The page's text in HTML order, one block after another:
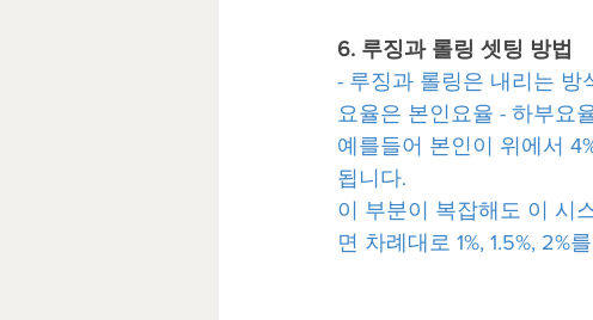
6. 루징과 롤링 셋팅 방법
- 루징과 롤링은 내리는 방
요율은 본인요율 - 하부요
예를들어 본인이 위에서
됩니다.
이 부분이 복잡해도 이 시
면 차례대로 1%, 1.5%, 2%